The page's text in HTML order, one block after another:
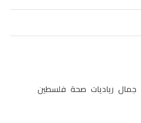
جمال رياديات صحة فلسطين